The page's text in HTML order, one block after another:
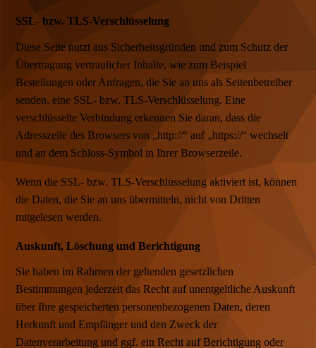
SSL- bzw. TLS-Verschlüsselung
Diese Seite nutzt aus Sicherheitsgründen und zum Schutz der
Übertragung vertraulicher Inhalte, wie zum Beispiel
Bestellungen oder Anfragen, die Sie an uns als Seitenbetreiber
senden, eine SSL- bzw. TLS-Verschlüsselung. Eine
verschlüsselte Verbindung erkennen Sie daran, dass die
Adresszeile des Browsers von „http://“ auf „https://“ wechselt
und an dem Schloss-Symbol in Ihrer Browserzeile.
Wenn die SSL- bzw. TLS-Verschlüsselung aktiviert ist, können
die Daten, die Sie an uns übermitteln, nicht von Dritten
mitgelesen werden.
Auskunft, Löschung und Berichtigung
Sie haben im Rahmen der geltenden gesetzlichen
Bestimmungen jederzeit das Recht auf unentgeltliche Auskunft
über Ihre gespeicherten personenbezogenen Daten, deren
Herkunft und Empfänger und den Zweck der
Datenverarbeitung und ggf. ein Recht auf Berichtigung oder